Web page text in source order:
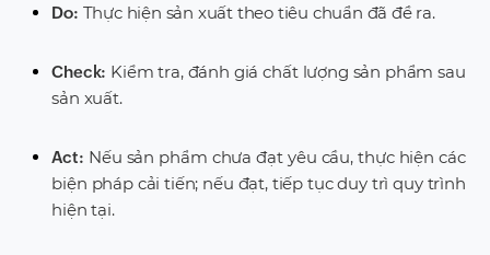
Do: Thực hiện sản xuất theo tiêu chuẩn đã đề ra.
Check: Kiểm tra, đánh giá chất lượng sản phẩm sau
sản xuất.
Act: Nếu sản phẩm chưa đạt yêu cầu, thực hiện các
biện pháp cải tiến; nếu đạt, tiếp tục duy trì quy trình
hiện tại.